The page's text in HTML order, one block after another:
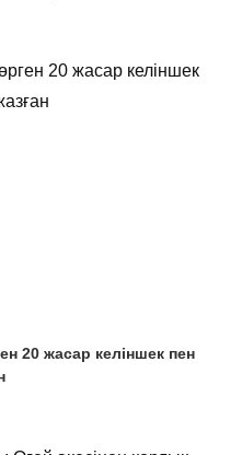
20 жасар келіншек пен